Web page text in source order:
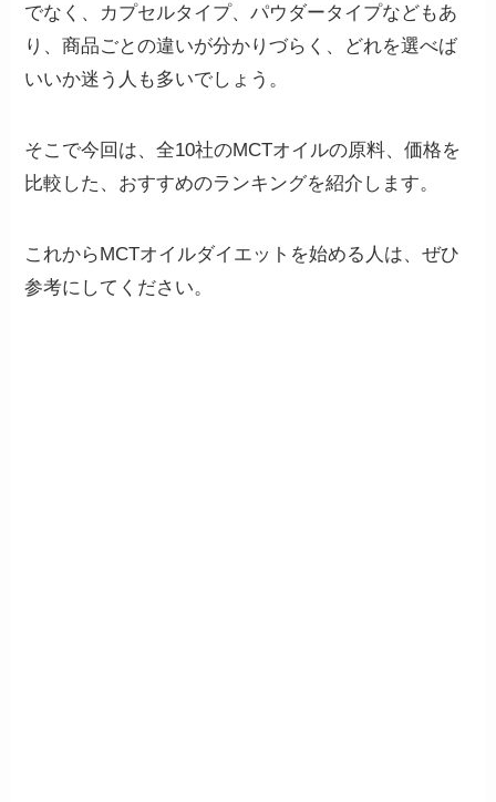
でなく、カプセルタイプ、パウダータイプなどもあ
り、商品ごとの違いが分かりづらく、どれを選べば
いいか迷う人も多いでしょう。
そこで今回は、全10社のMCTオイルの原料、価格を
比較した、おすすめのランキングを紹介します。
これからMCTオイルダイエットを始める人は、ぜひ
参考にしてください。